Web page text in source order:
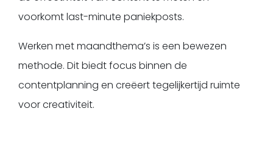
voorkomt last-minute paniekposts.
Werken met maandthema’s is een bewezen
methode. Dit biedt focus binnen de
contentplanning en creëert tegelijkertijd ruimte
voor creativiteit.